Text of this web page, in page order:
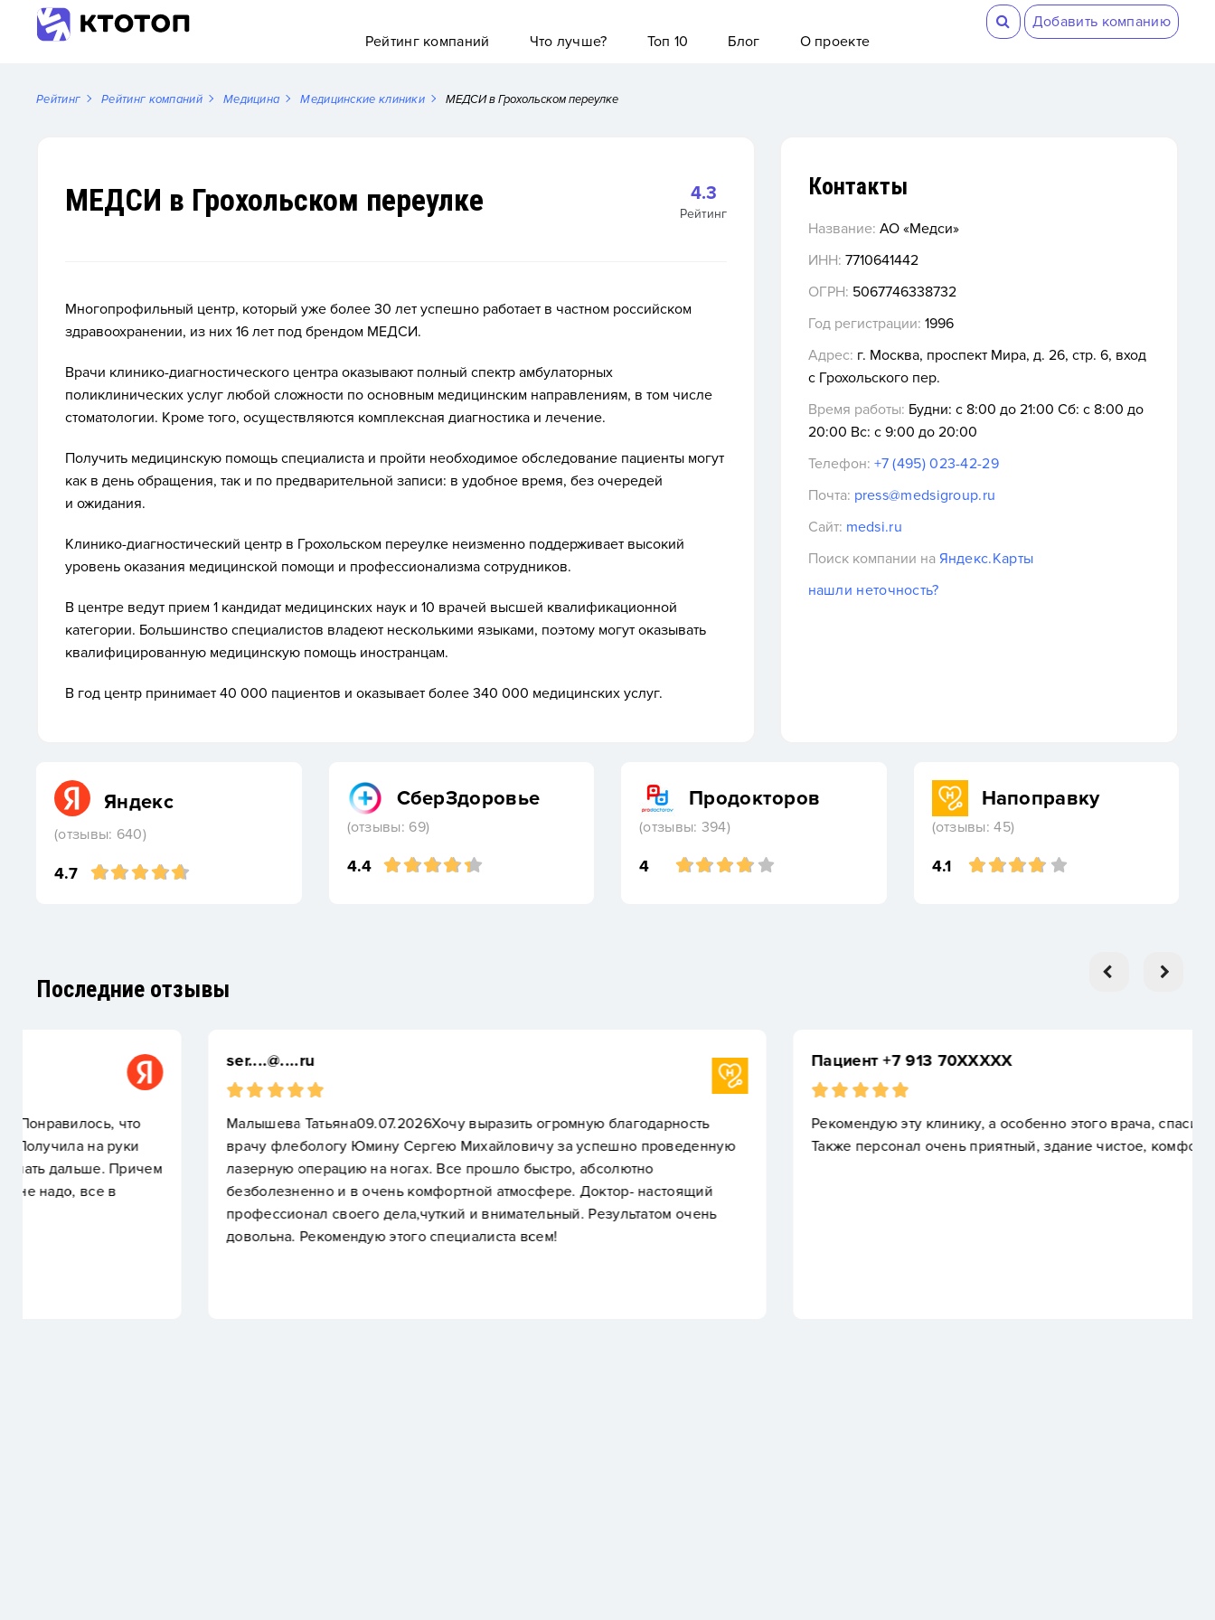
Добавить компанию
Рейтинг компаний
Что лучше? Топ 10 Блог О проекте
Рейтинг Рейтинг компаний Медицина Медицинские клиники МЕДСИ в Грохольском переулке
МЕДСИ в Грохольском переулке 4.3
Рейтинг
Многопрофильный центр, который уже более 30 лет успешно работает в частном российском
здравоохранении, из них 16 лет под брендом МЕДСИ.
Врачи клинико-диагностического центра оказывают полный спектр амбулаторных
поликлинических услуг любой сложности по основным медицинским направлениям, в том числе
стоматологии. Кроме того, осуществляются комплексная диагностика и лечение.
Получить медицинскую помощь специалиста и пройти необходимое обследование пациенты могут
как в день обращения, так и по предварительной записи: в удобное время, без очередей
и ожидания.
Клинико-диагностический центр в Грохольском переулке неизменно поддерживает высокий
уровень оказания медицинской помощи и профессионализма сотрудников.
В центре ведут прием 1 кандидат медицинских наук и 10 врачей высшей квалификационной
категории. Большинство специалистов владеют несколькими языками, поэтому могут оказывать
квалифицированную медицинскую помощь иностранцам.
В год центр принимает 40 000 пациентов и оказывает более 340 000 медицинских услуг.
Контакты
Название: АО «Медси»
ИНН: 7710641442
ОГРН: 5067746338732
Год регистрации: 1996
Адрес: г. Москва, проспект Мира, д. 26, стр. 6, вход
с Грохольского пер.
Время работы: Будни: c 8:00 до 21:00 Сб: c 8:00 до
20:00 Вс: c 9:00 до 20:00
Телефон: +7 (495) 023-42-29
Почта: press@medsigroup.ru
Сайт: medsi.ru
Поиск компании на Яндекс.Карты
нашли неточность?
Яндекс
(отзывы: 640)
4.7
СберЗдоровье
(отзывы: 69)
4.4
Продокторов
(отзывы: 394)
4
Напоправку
(отзывы: 45)
4.1
Последние отзывы
ser....@....ru
Малышева Татьяна09.07.2026Хочу выразить огромную благодарность
врачу флебологу Юмину Сергею Михайловичу за успешно проведенную
лазерную операцию на ногах. Все прошло быстро, абсолютно
безболезненно и в очень комфортной атмосфере. Доктор- настоящий
профессионал своего дела,чуткий и внимательный. Результатом очень
довольна. Рекомендую этого специалиста всем!
Пациент +7 913 70XXXXX
Рекомендую эту клинику, а особенно этого врача, спасибо большое ему.
Также персонал очень приятный, здание чистое, комфортная обстановка.